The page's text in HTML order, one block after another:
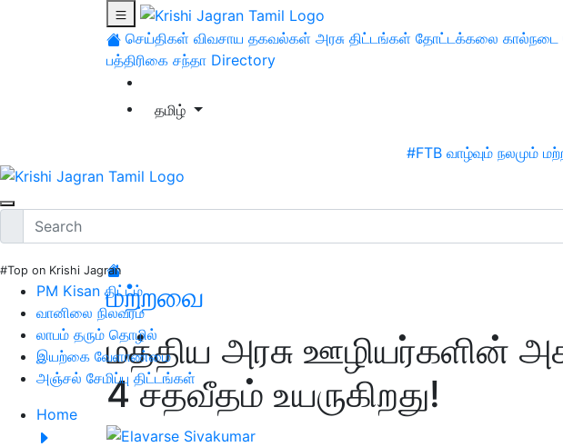
செய்திகள் விவசாய தகவல்கள் அரசு திட்டங்கள் தோட்டக்கலை கால்நடை
பத்திரிகை சந்தா Directory
தமிழ்
#FTB வாழ்வும் நலமும்
#Top on Krishi Jagran
PM Kisan திட்டம்
வானிலை நிலவரம்
லாபம் தரும் தொழில்
இயற்கை வேளாண்மை
அஞ்சல் சேமிப்பு திட்டங்கள்
Home
மற்றவை
மத்திய அரசு ஊழியர்களின்
4 சதவீதம் உயருகிறது!